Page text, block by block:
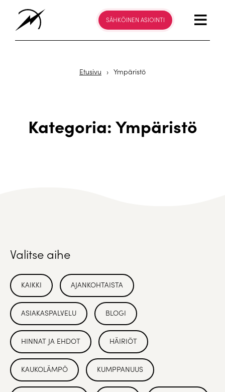
SÄHKÖINEN ASIOINTI
Etusivu › Ympäristö
Kategoria: Ympäristö
Valitse aihe
KAIKKI AJANKOHTAISTA
ASIAKASPALVELU BLOGI
HINNAT JA EHDOT HÄIRIÖT
KAUKOLÄMPÖ KUMPPANUUS